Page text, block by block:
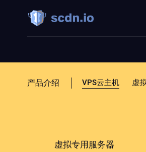
产品介绍 VPS云主机 虚
虚拟专用服务器